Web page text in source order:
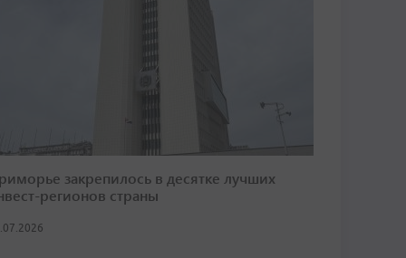
закрепилось в десятке лучших
регионов страны